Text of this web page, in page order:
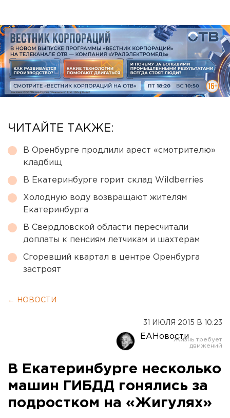
ЧИТАЙТЕ ТАКЖЕ:
В Оренбурге продлили арест «смотрителю»
кладбищ
В Екатеринбурге горит склад Wildberries
Холодную воду возвращают жителям
Екатеринбурга
В Свердловской области пересчитали
доплаты к пенсиям летчикам и шахтерам
Сгоревший квартал в центре Оренбурга
застроят
← НОВОСТИ
31 ИЮЛЯ 2015 В 10:23
ЕАНовости
В Екатеринбурге несколько
машин ГИБДД гонялись за
подростком на «Жигулях»